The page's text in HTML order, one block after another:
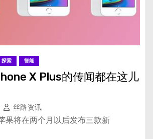
探索 智能
X Plus的传闻都在这儿
丝路资讯
果将在两个月以后发布三款新